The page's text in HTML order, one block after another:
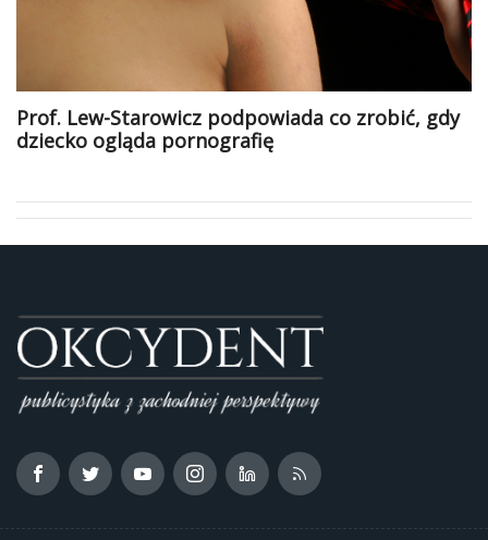
Prof. Lew-Starowicz podpowiada co zrobić, gdy
dziecko ogląda pornografię